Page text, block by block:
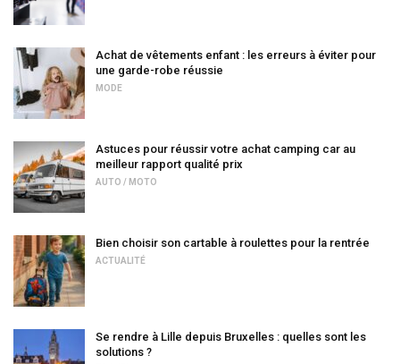
Achat de vêtements enfant : les erreurs à éviter pour
une garde-robe réussie
MODE
Astuces pour réussir votre achat camping car au
meilleur rapport qualité prix
AUTO / MOTO
Bien choisir son cartable à roulettes pour la rentrée
ACTUALITÉ
Se rendre à Lille depuis Bruxelles : quelles sont les
solutions ?